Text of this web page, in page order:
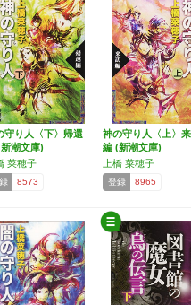
守り人〈下〉帰還
潮文庫)
菜穂子
8573
神の守り人〈上〉
編 (新潮文庫)
上橋 菜穂子
登録 8965